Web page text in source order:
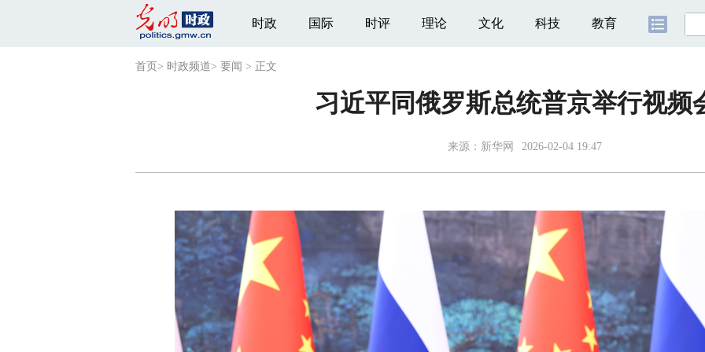
时政 国际 时评 理论 文化 科技 教育
首页 > 时政频道> 要闻 > 正文
习近平同俄罗斯总统普京举行视频
来源： 新华网 2026-02-04 19:47